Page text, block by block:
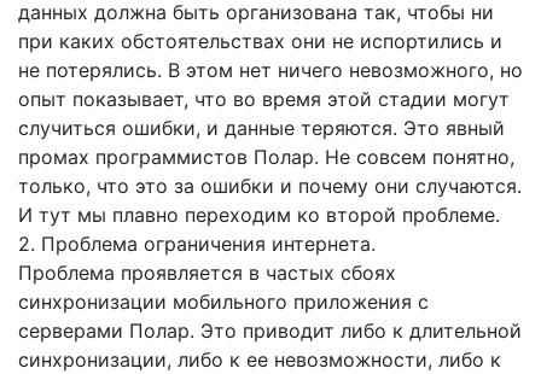
данных должна быть организована так, чтобы ни
при каких обстоятельствах они не испортились и
не потерялись. В этом нет ничего невозможного, но
опыт показывает, что во время этой стадии могут
случиться ошибки, и данные теряются. Это явный
промах программистов Полар. Не совсем понятно,
только, что это за ошибки и почему они случаются.
И тут мы плавно переходим ко второй проблеме.
2. Проблема ограничения интернета.
Проблема проявляется в частых сбоях
синхронизации мобильного приложения с
серверами Полар. Это приводит либо к длительной
синхронизации, либо к ее невозможности, либо к